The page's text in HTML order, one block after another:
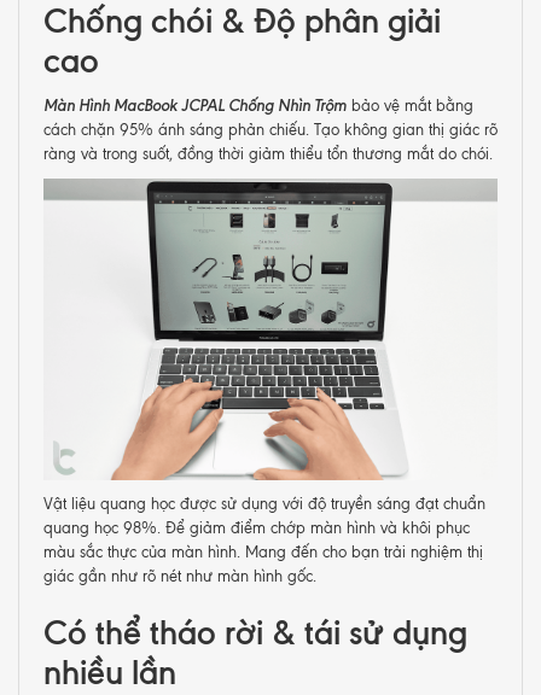
Chống chói & Độ phân giải
cao
Màn Hình MacBook JCPAL Chống Nhìn Trộm bảo vệ mắt bằng
cách chặn 95% ánh sáng phản chiếu. Tạo không gian thị giác rõ
ràng và trong suốt, đồng thời giảm thiểu tổn thương mắt do chói.
Vật liệu quang học được sử dụng với độ truyền sáng đạt chuẩn
quang học 98%. Để giảm điểm chớp màn hình và khôi phục
màu sắc thực của màn hình. Mang đến cho bạn trải nghiệm thị
giác gần như rõ nét như màn hình gốc.
Có thể tháo rời & tái sử dụng
nhiều lần